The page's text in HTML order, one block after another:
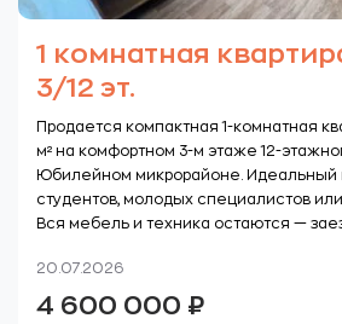
1 комнатная
3/12 эт.
Продается компактная 1-комнатная
м² на комфортном 3-м этаже 12-
Юбилейном микрорайоне. Идеальный
студентов, молодых специалистов
Вся мебель и техника остаются —
20.07.2026
4 600 000 ₽